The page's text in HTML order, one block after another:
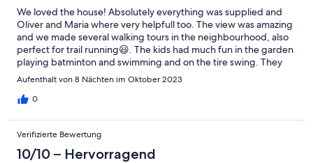
We loved the house! Absolutely everything was supplied and
Oliver and Maria where very helpfull too. The view was amazing
and we made several walking tours in the neighbourhood, also
perfect for trail running😃. The kids had much fun in the garden
playing batminton and swimming and on the tire swing. They
have cute dogs and cats too! Food at Baraka restaurant in the
Aufenthalt von 8 Nächten im Oktober 2023
0
Verifizierte Bewertung
10/10 – Hervorragend